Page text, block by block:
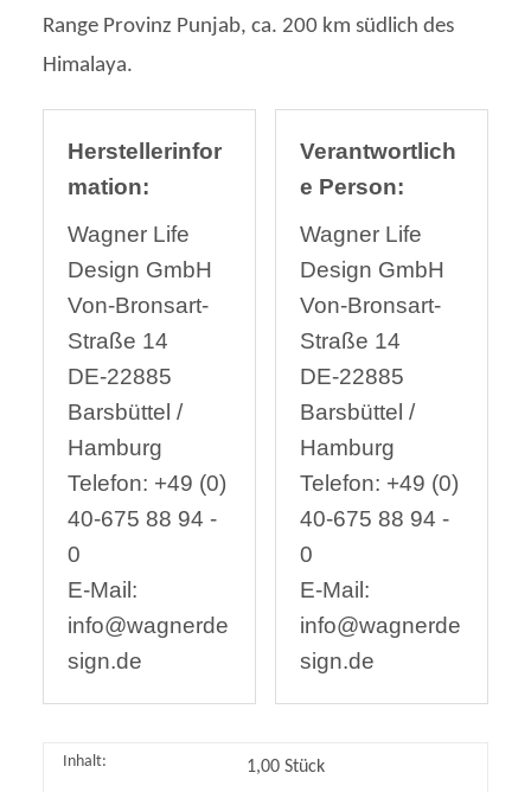
Range Provinz Punjab, ca. 200 km südlich des
Himalaya.
Herstellerinfor
mation:
Wagner Life
Design GmbH
Von-Bronsart-
Straße 14
DE-22885
Barsbüttel /
Hamburg
Telefon: +49 (0)
40-675 88 94 -
0
E-Mail:
info@wagnerde
sign.de
Verantwortlich
e Person:
Wagner Life
Design GmbH
Von-Bronsart-
Straße 14
DE-22885
Barsbüttel /
Hamburg
Telefon: +49 (0)
40-675 88 94 -
0
E-Mail:
info@wagnerde
sign.de
Inhalt: 1,00 Stück